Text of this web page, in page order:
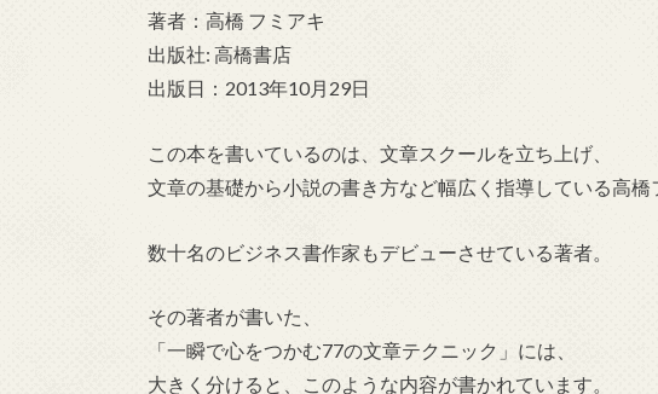
著者：高橋 フミアキ
出版社: 高橋書店
出版日：2013年10月29日
この本を書いているのは、文章スクールを立ち上げ、
文章の基礎から小説の書き方など幅広く指導している高橋
数十名のビジネス書作家もデビューさせている著者。
その著者が書いた、
「一瞬で心をつかむ77の文章テクニック」には、
大きく分けると、このような内容が書かれています。